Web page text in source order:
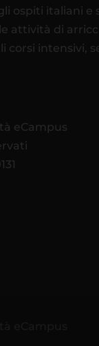
ospiti italiani e
attività di
corsi intensivi,
eCampus